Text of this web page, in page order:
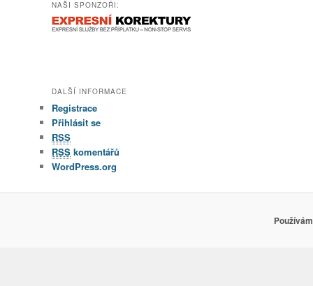
NAŠI SPONZOŘI:
DALŠÍ INFORMACE
Registrace
Přihlásit se
RSS
RSS komentářů
WordPress.org